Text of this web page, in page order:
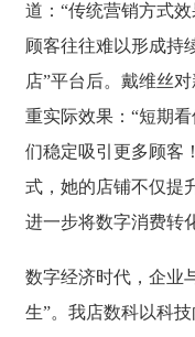
道：“传统营销方式
顾客往往难以形成持
店”平台后。戴维丝
重实际效果：“短期
们稳定吸引更多顾客
式，她的店铺不仅提
进一步将数字消费转
数字经济时代，企业
生”。我店数科以科